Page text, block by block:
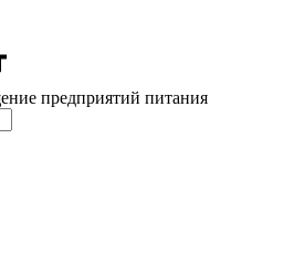
предприятий питания